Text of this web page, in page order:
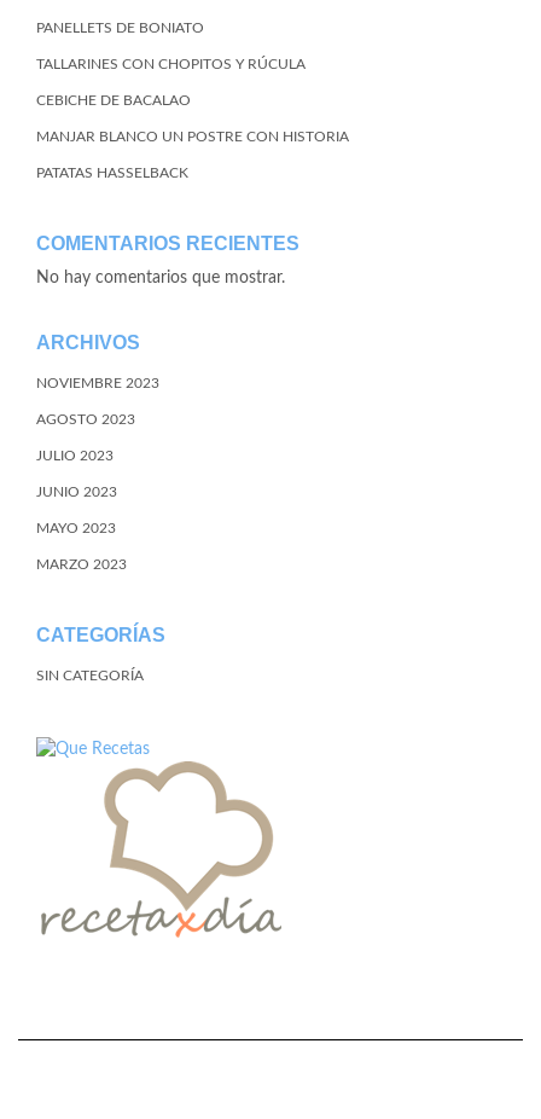
PANELLETS DE BONIATO
TALLARINES CON CHOPITOS Y RÚCULA
CEBICHE DE BACALAO
MANJAR BLANCO UN POSTRE CON HISTORIA
PATATAS HASSELBACK
COMENTARIOS RECIENTES
No hay comentarios que mostrar.
ARCHIVOS
NOVIEMBRE 2023
AGOSTO 2023
JULIO 2023
JUNIO 2023
MAYO 2023
MARZO 2023
CATEGORÍAS
SIN CATEGORÍA